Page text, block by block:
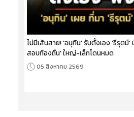
ไม่มีเส้นสาย! 'อนุทิน' รับตั้งเอง 'ธีรุตม์
สอบท้องถิ่น' ใหญ่-เล็กโดนหมด
05 สิงหาคม 2569